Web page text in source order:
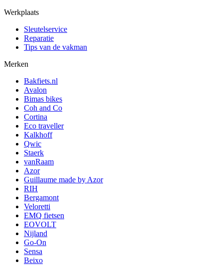
Werkplaats
Sleutelservice
Reparatie
Tips van de vakman
Merken
Bakfiets.nl
Avalon
Bimas bikes
Coh and Co
Cortina
Eco traveller
Kalkhoff
Qwic
Staerk
vanRaam
Azor
Guillaume made by Azor
RIH
Bergamont
Veloretti
EMQ fietsen
EOVOLT
Nijland
Go-On
Sensa
Beixo